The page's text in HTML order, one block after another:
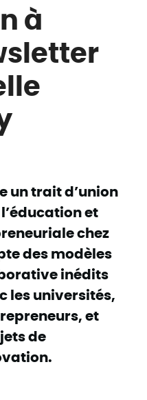
à
un trait d’union
et
chez
des modèles
inédits
les universités,
et
de